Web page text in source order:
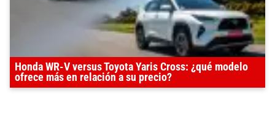
Honda WR-V versus Toyota Yaris Cross: ¿qué modelo
ofrece más en relación a su precio?